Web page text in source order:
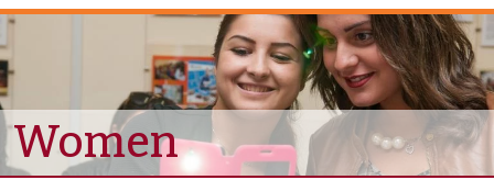
Chi Siamo: Beneficiari Taxonomy Terms
Women